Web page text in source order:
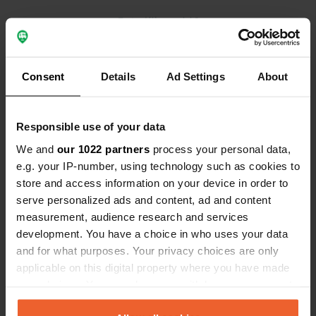
Consent Details Ad Settings About
Responsible use of your data
We and our 1022 partners process your personal data,
e.g. your IP-number, using technology such as cookies to
store and access information on your device in order to
serve personalized ads and content, ad and content
measurement, audience research and services
development. You have a choice in who uses your data
and for what purposes. Your privacy choices are only
applicable on this digital property where you have made
any time from the Cookie Declaration or by clicking on
disponible
L'utilisation
des
Es-tu déjà venu ici ?
Contact
Emplacement
Baslerköpfle 248
79395, Neuchâtel-sur-le-Rhin, Allemagne
Copie
Coordonnées
47° 45' 38" N 7° 32' 52" E
Copie
47.76047135 7.54779808